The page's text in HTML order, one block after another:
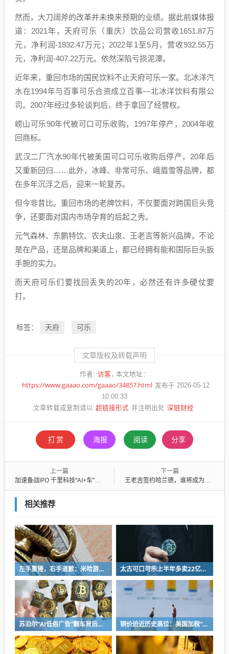
然而，大刀阔斧的改革并未换来预期的业绩。据此前媒体报
道：2021年，天府可乐（重庆）饮品公司营收1651.87万
元，净利润-1832.47万元；2022年1至5月，营收932.55万
元，净利润-407.22万元。依然深陷亏损泥潭。
近年来，重回市场的国民饮料不止天府可乐一家。北冰洋汽
水在1994年与百事可乐合资成立百事—北冰洋饮料有限公
司。2007年经过多轮谈判后，终于拿回了经营权。
崂山可乐90年代被可口可乐收购，1997年停产，2004年收
回商标。
武汉二厂汽水90年代被美国可口可乐收购后停产，20年后
又重新回归……此外，冰峰、非常可乐、峨眉雪等品牌，都
在多年沉浮之后，迎来一轮复苏。
但今非昔比。重回市场的老牌饮料，不仅要面对跨国巨头竞
争，还要面对国内市场孕育的后起之秀。
元气森林、东鹏特饮、农夫山泉、王老吉等新兴品牌，不论
是在产品，还是品牌和渠道上，都已经拥有能和国际巨头扳
手腕的实力。
而天府可乐们要找回丢失的20年，必然还有许多硬仗要
打。
标签： 天府 可乐
文章版权及转载声明
作者: 访客 本文地址：
https://www.gaaao.com/gaaao/34857.html 发布于 2026-05-12
10:00:33
文章转载或复制请以 超链接形式 并注明出处 深链财经
打赏 海报 阅读 分享
上一篇
加速备战IPO 千里科技“AI+车”利润却锐减
下一篇
王老吉签约哈兰德，谁将成为世界杯营销的“黑马”
相关推荐
左手重锤，右手道歉：米哈游陷入彷徨 太古可口可乐上半年多卖22亿+，中国内地市场贡献超7成
苏泊尔“AI低俗广告”翻车背后：83%外资全盘掌控，陷入流量内卷、质量频发的负循环 铜价迫近历史高位：美国加税“抢铜”、中国立法保护